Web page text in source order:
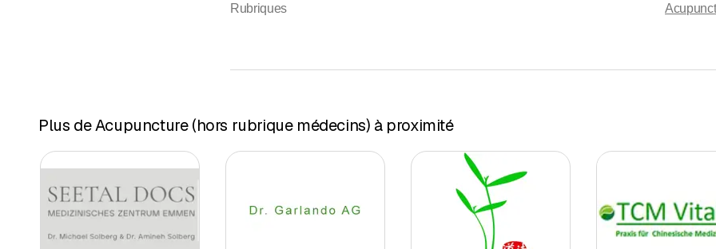
Rubriques
Plus de Acupuncture (hors rubrique médecins) à proximité